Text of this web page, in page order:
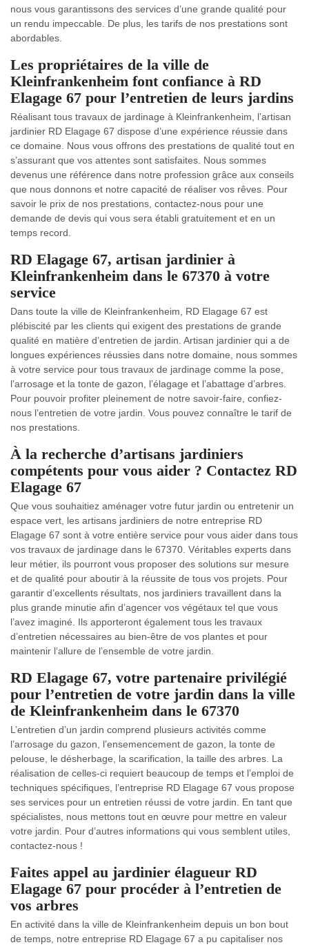
nous vous garantissons des services d’une grande qualité pour
un rendu impeccable. De plus, les tarifs de nos prestations sont
abordables.
Les propriétaires de la ville de
Kleinfrankenheim font confiance à RD
Elagage 67 pour l’entretien de leurs jardins
Réalisant tous travaux de jardinage à Kleinfrankenheim, l’artisan
jardinier RD Elagage 67 dispose d’une expérience réussie dans
ce domaine. Nous vous offrons des prestations de qualité tout en
s’assurant que vos attentes sont satisfaites. Nous sommes
devenus une référence dans notre profession grâce aux conseils
que nous donnons et notre capacité de réaliser vos rêves. Pour
savoir le prix de nos prestations, contactez-nous pour une
demande de devis qui vous sera établi gratuitement et en un
temps record.
RD Elagage 67, artisan jardinier à
Kleinfrankenheim dans le 67370 à votre
service
Dans toute la ville de Kleinfrankenheim, RD Elagage 67 est
plébiscité par les clients qui exigent des prestations de grande
qualité en matière d’entretien de jardin. Artisan jardinier qui a de
longues expériences réussies dans notre domaine, nous sommes
à votre service pour tous travaux de jardinage comme la pose,
l’arrosage et la tonte de gazon, l’élagage et l’abattage d’arbres.
Pour pouvoir profiter pleinement de notre savoir-faire, confiez-
nous l’entretien de votre jardin. Vous pouvez connaître le tarif de
nos prestations.
À la recherche d’artisans jardiniers
compétents pour vous aider ? Contactez RD
Elagage 67
Que vous souhaitiez aménager votre futur jardin ou entretenir un
espace vert, les artisans jardiniers de notre entreprise RD
Elagage 67 sont à votre entière service pour vous aider dans tous
vos travaux de jardinage dans le 67370. Véritables experts dans
leur métier, ils pourront vous proposer des solutions sur mesure
et de qualité pour aboutir à la réussite de tous vos projets. Pour
garantir d’excellents résultats, nos jardiniers travaillent dans la
plus grande minutie afin d’agencer vos végétaux tel que vous
l’avez imaginé. Ils apporteront également tous les travaux
d’entretien nécessaires au bien-être de vos plantes et pour
maintenir l’allure de l’ensemble de votre jardin.
RD Elagage 67, votre partenaire privilégié
pour l’entretien de votre jardin dans la ville
de Kleinfrankenheim dans le 67370
L’entretien d’un jardin comprend plusieurs activités comme
l’arrosage du gazon, l’ensemencement de gazon, la tonte de
pelouse, le désherbage, la scarification, la taille des arbres. La
réalisation de celles-ci requiert beaucoup de temps et l’emploi de
techniques spécifiques, l’entreprise RD Elagage 67 vous propose
ses services pour un entretien réussi de votre jardin. En tant que
spécialistes, nous mettons tout en œuvre pour mettre en valeur
votre jardin. Pour d’autres informations qui vous semblent utiles,
contactez-nous !
Faites appel au jardinier élagueur RD
Elagage 67 pour procéder à l’entretien de
vos arbres
En activité dans la ville de Kleinfrankenheim depuis un bon bout
de temps, notre entreprise RD Elagage 67 a pu capitaliser nos